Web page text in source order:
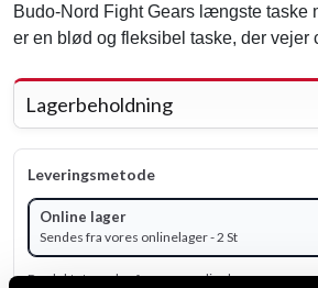
Budo-Nord Fight Gears længste taske
er en blød og fleksibel taske, der vejer
Lagerbeholdning
Leveringsmetode
Online lager
Sendes fra vores onlinelager - 2 St
Produktet sendes fra vores onlinelager.